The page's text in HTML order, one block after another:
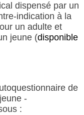
dispensé par un
indication à la
un adulte et
jeune (disponible
de
-
: